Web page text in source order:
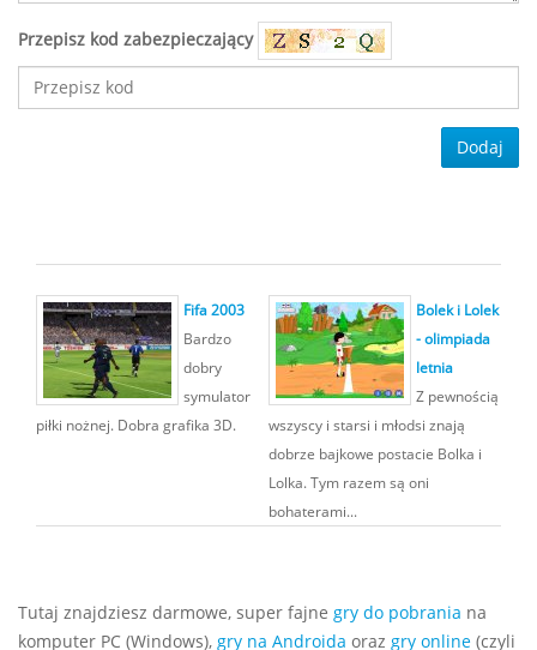
Przepisz kod zabezpieczający
Dodaj
Fifa 2003
Bardzo
dobry
symulator
piłki nożnej. Dobra grafika 3D.
Bolek i Lolek
- olimpiada
letnia
Z pewnością
wszyscy i starsi i młodsi znają
dobrze bajkowe postacie Bolka i
Lolka. Tym razem są oni
bohaterami...
Tutaj znajdziesz darmowe, super fajne gry do pobrania na
komputer PC (Windows), gry na Androida oraz gry online (czyli